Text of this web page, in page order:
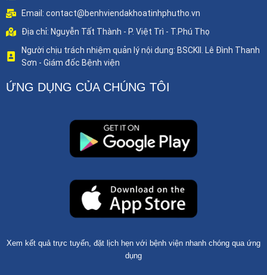
Email: contact@benhviendakhoatinhphutho.vn
Địa chỉ: Nguyễn Tất Thành - P. Việt Trì - T.Phú Thọ
Người chịu trách nhiệm quản lý nội dung: BSCKII. Lê Đình Thanh
Sơn - Giám đốc Bệnh viện
ỨNG DỤNG CỦA CHÚNG TÔI
Xem kết quả trực tuyến, đặt lịch hẹn với bệnh viện nhanh chóng qua ứng
dụng